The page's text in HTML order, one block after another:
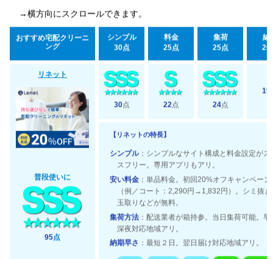
→横方向にスクロールできます。
おすすめ宅配クリーニ
ング
シンプル
30点
料金
25点
集荷
25点
納
20
リネット
普段使いに
95点
30点 22点 24点
19
【リネットの特長】
シンプル：シンプルなサイト構成と料金設定がス
スフリー。専用アプリもアリ。
安い料金 ：単品料金。初回20%オフキャンペーン
（例／コート：2,290円→1,832円）。シミ抜
玉取りなどが無料。
集荷方法 ：配送業者が箱持参。当日集荷可能。早
深夜対応地域アリ。
納期早さ ：最短２日。翌日届け対応地域アリ。